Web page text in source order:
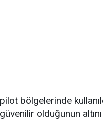
pilot bölgelerinde
güvenilir olduğunun